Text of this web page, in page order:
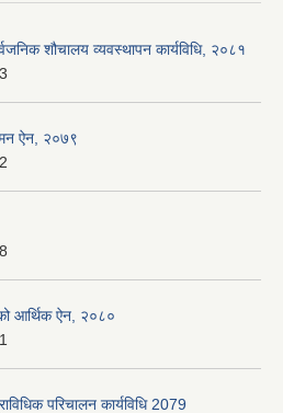
शौचालय व्यवस्थापन कार्यविधि, २०८१
ऐन, २०७९
आर्थिक ऐन, २०८०
परिचालन कार्यविधि 2079